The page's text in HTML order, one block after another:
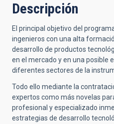
Descripción
El principal objetivo del
ingenieros con una alta
desarrollo de productos
en el mercado y en una posible
diferentes sectores de la
Todo ello mediante la
expertos como más novelas
profesional y especializado
estrategias de desarrollo